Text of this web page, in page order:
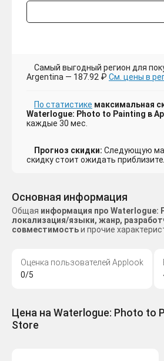
Самый выгодный регион для
Argentina — 187.92 ₽ См. цены в
По статистике максимальная
Waterlogue: Photo to Painting в
каждые 30 мес.
Прогноз скидки: Следующую
скидку стоит ожидать
Основная информация
Общая информация про Waterlogue:
локализация/языки, жанр,
совместимостьи прочие
Оценка пользователей Applook
0/5
Цена на Waterlogue: Photo to
Store